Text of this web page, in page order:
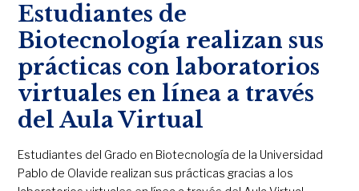
Estudiantes de
Biotecnología realizan sus
prácticas con laboratorios
virtuales en línea a través
del Aula Virtual
Estudiantes del Grado en Biotecnología de la Universidad
Pablo de Olavide realizan sus prácticas gracias a los